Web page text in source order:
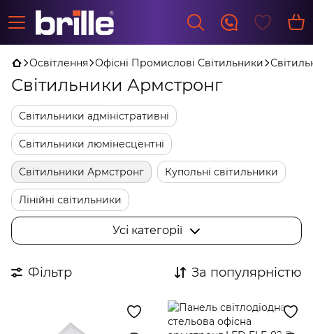
Освітлення Офісні Промислові Світильники
Світильники Армстронг
Світильники адміністративні
Світильники люмінесцентні
Світильники Армстронг Купольні світильники
Лінійні світильники
Комплектуючі до офісних світильників
Аварійні світильники
Усі категорії
Фільтр За популярністю